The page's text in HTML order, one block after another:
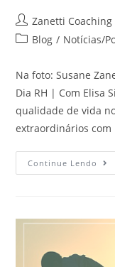
Zanetti Coaching
Blog / Notícias/
Na foto: Susane
Dia RH | Com Elisa
qualidade de vida
extraordinários com
Continue Lendo